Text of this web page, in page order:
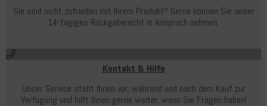
Sie sind nicht zufrieden mit Ihrem Produkt? Gerne können Sie unser
14-tägiges Rückgaberecht in Anspruch nehmen.
Kontakt & Hilfe
Unser Service steht Ihnen vor, während und nach dem Kauf zur
Verfügung und hilft Ihnen gerne weiter, wenn Sie Fragen haben!